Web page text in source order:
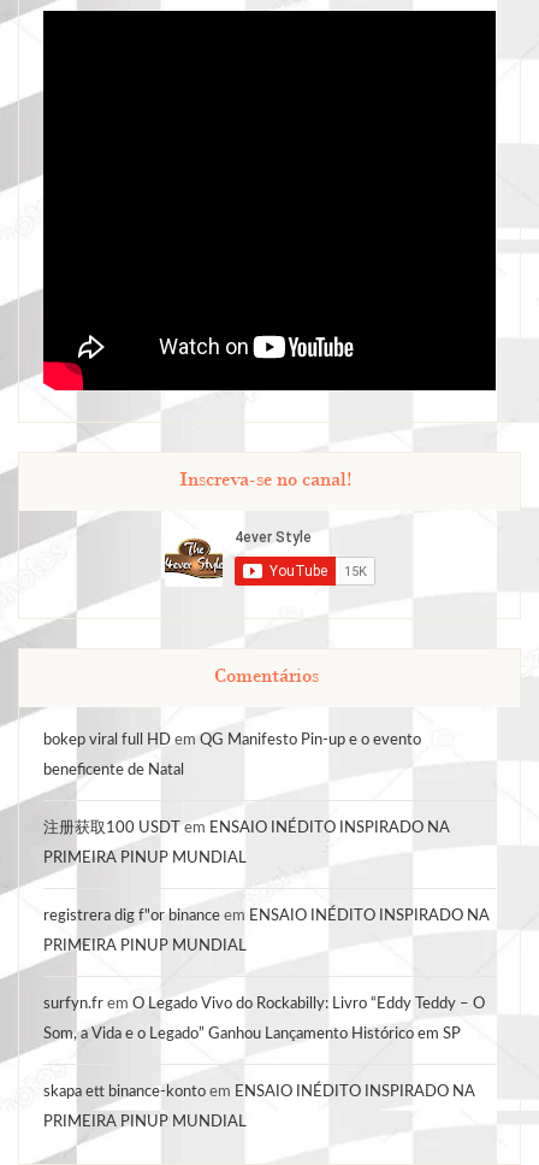
Inscreva-se no canal!
Comentários
bokep viral full HD em QG Manifesto Pin-up e o evento
beneficente de Natal
注册获取100 USDT em ENSAIO INÉDITO INSPIRADO NA
PRIMEIRA PINUP MUNDIAL
registrera dig f"or binance em ENSAIO INÉDITO INSPIRADO NA
PRIMEIRA PINUP MUNDIAL
surfyn.fr em O Legado Vivo do Rockabilly: Livro “Eddy Teddy – O
Som, a Vida e o Legado” Ganhou Lançamento Histórico em SP
skapa ett binance-konto em ENSAIO INÉDITO INSPIRADO NA
PRIMEIRA PINUP MUNDIAL